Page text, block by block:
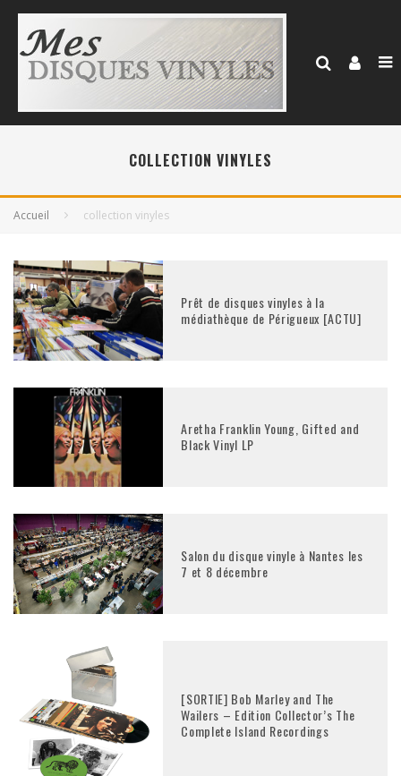
COLLECTION VINYLES
Accueil collection vinyles
Prêt de disques vinyles à la
médiathèque de Périgueux [ACTU]
Aretha Franklin Young, Gifted and
Black Vinyl LP
Salon du disque vinyle à Nantes les
7 et 8 décembre
[SORTIE] Bob Marley and The
Wailers – Edition Collector’s The
Complete Island Recordings